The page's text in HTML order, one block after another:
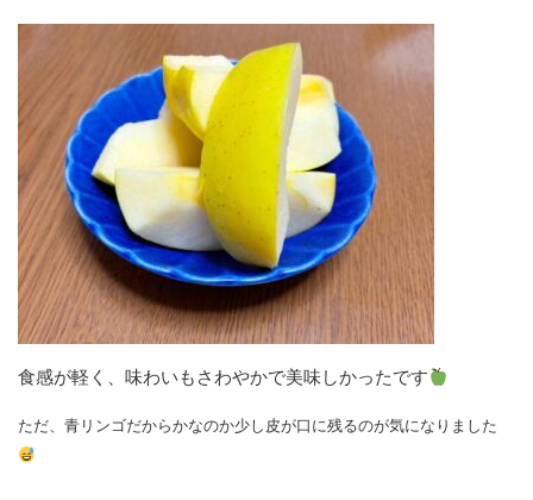
食感が軽く、味わいもさわやかで美味しかったです
ただ、青リンゴだからかなのか少し皮が口に残るのが気になりました